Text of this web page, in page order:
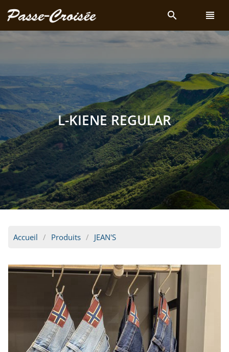
search view_headline
L-KIENE REGULAR
Accueil Produits JEAN'S